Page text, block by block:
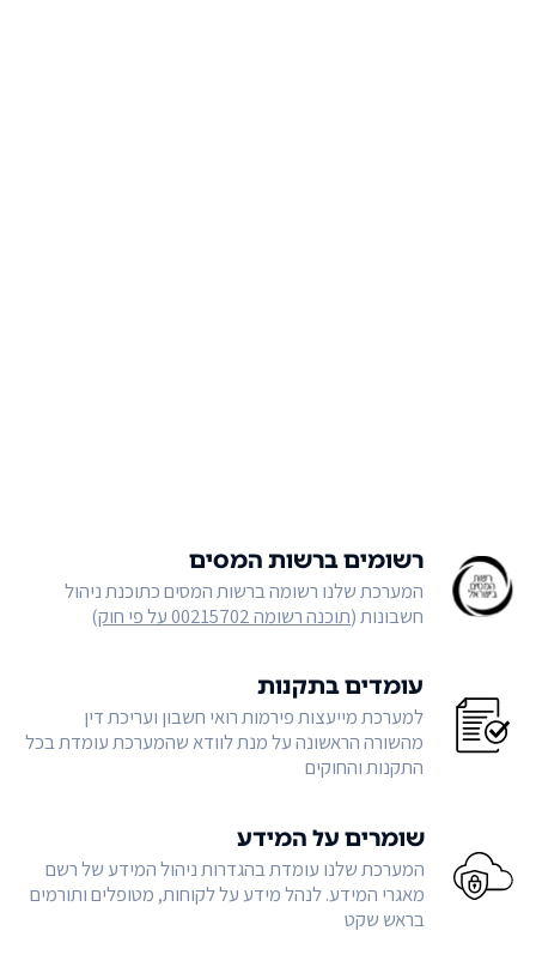
רשומים ברשות המסים
המערכת שלנו רשומה ברשות המסים כתוכנת ניהול
חשבונות (תוכנה רשומה 00215702 על פי חוק )
עומדים בתקנות
למערכת מייעצות פירמות רואי חשבון ועריכת דין
מהשורה הראשונה על מנת לוודא שהמערכת עומדת בכל
התקנות והחוקים
שומרים על המידע
המערכת שלנו עומדת בהגדרות ניהול המידע של רשם
מאגרי המידע. לנהל מידע על לקוחות, מטופלים ותורמים
בראש שקט